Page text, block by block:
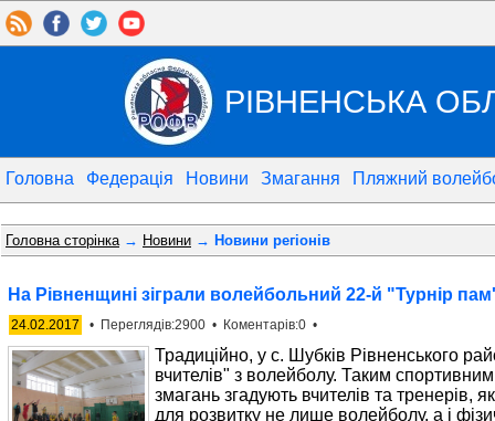
РІВНЕНСЬКА
Головна Федерація Новини Змагання Пляжний
Головна сторінка→ Новини → Новини регіонів
На Рівненщині зіграли волейбольний 22-й "Турнір
24.02.2017 • Переглядів:2900 • Коментарів:0 •
Традиційно, у с. Шубків Рівненського
вчителів" з волейболу. Таким
змагань згадують вчителів та тренерів,
для розвитку не лише волейболу, а і